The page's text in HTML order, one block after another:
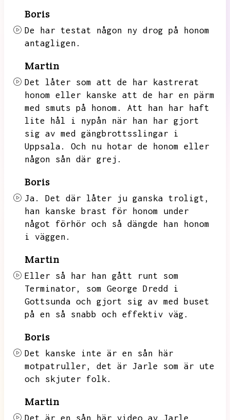
Boris
De har testat någon ny drog på honom
antagligen.
Martin
Det låter som att de har kastrerat
honom eller kanske att de har en pärm
med smuts på honom.
Att han har haft
lite hål i nypån när han har gjort
sig av med gängbrottsslingar i
Uppsala.
Och nu hotar de honom eller
någon sån där grej.
Boris
Ja.
Det där låter ju ganska troligt,
han kanske brast för honom under
något förhör och så dängde han honom
i väggen.
Martin
Eller så har han gått runt som
Terminator,
som George Dredd i
Gottsunda och gjort sig av med buset
på en så snabb och effektiv väg.
Boris
Det kanske inte är en sån här
motpatruller,
det är Jarle som är ute
och skjuter folk.
Martin
Det är en sån här video av Jarle